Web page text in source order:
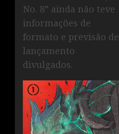
No. 8” ainda não teve
informações de
formato e previsão de
lançamento
divulgados.